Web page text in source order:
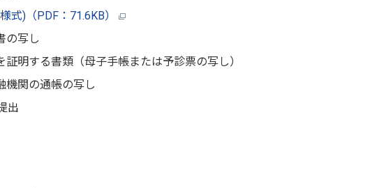
式)（PDF：71.6KB）
の写し
明する書類（母子手帳または予診票の写し）
機関の通帳の写し
出